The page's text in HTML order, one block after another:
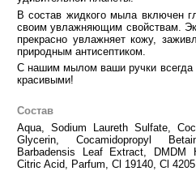
В состав жидкого мыла включен
своим увлажняющим свойствам.
прекрасно увлажняет кожу,
природным антисептиком.
С нашим мылом ваши ручки
красивыми!
Состав
Aqua, Sodium Laureth Sulfate,
Glycerin, Cocamidopropyl
Barbadensis Leaf Extract, DMDM
Citric Acid, Parfum, Cl 19140, Cl